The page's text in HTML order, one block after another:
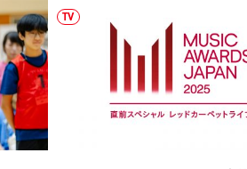
TV